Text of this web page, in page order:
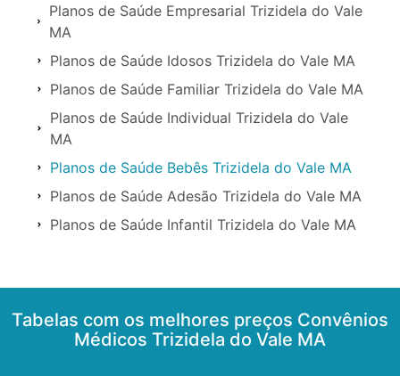
Planos de Saúde Empresarial Trizidela do Vale
MA
Planos de Saúde Idosos Trizidela do Vale MA
Planos de Saúde Familiar Trizidela do Vale MA
Planos de Saúde Individual Trizidela do Vale
MA
Planos de Saúde Bebês Trizidela do Vale MA
Planos de Saúde Adesão Trizidela do Vale MA
Planos de Saúde Infantil Trizidela do Vale MA
Tabelas com os melhores preços Convênios
Médicos Trizidela do Vale MA